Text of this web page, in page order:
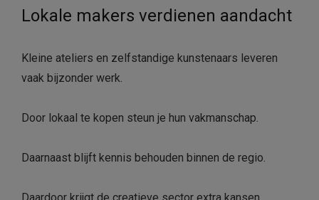
Lokale makers verdienen aandacht
Kleine ateliers en zelfstandige kunstenaars leveren
vaak bijzonder werk.
Door lokaal te kopen steun je hun vakmanschap.
Daarnaast blijft kennis behouden binnen de regio.
Daardoor krijgt de creatieve sector extra kansen.